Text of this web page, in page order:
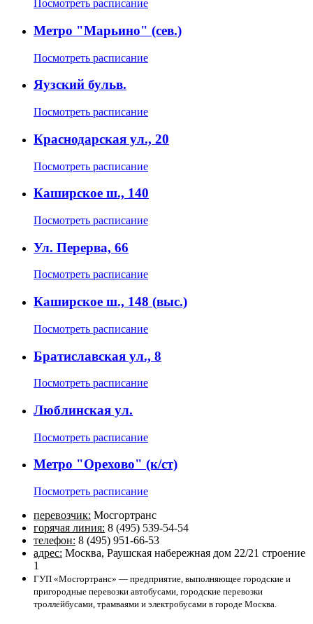
Посмотреть расписание
Метро "Марьино" (сев.)
Посмотреть расписание
Яузский бульв.
Посмотреть расписание
Краснодарская ул., 20
Посмотреть расписание
Каширское ш., 140
Посмотреть расписание
Ул. Перерва, 66
Посмотреть расписание
Каширское ш., 148 (выс.)
Посмотреть расписание
Братиславская ул., 8
Посмотреть расписание
Люблинская ул.
Посмотреть расписание
Метро "Орехово" (к/ст)
Посмотреть расписание
перевозчик: Мосгортранс
горячая линия: 8 (495) 539-54-54
телефон: 8 (495) 951-66-53
адрес: Москва, Раушская набережная дом 22/21 строение
1
ГУП «Мосгортранс» — предприятие, выполняющее городские и
пригородные перевозки автобусами, городские перевозки
троллейбусами, трамваями и электробусами в городе Москва.